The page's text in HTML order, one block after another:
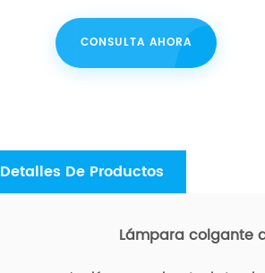
CONSULTA AHORA
Detalles De Productos
Lámpara colgante